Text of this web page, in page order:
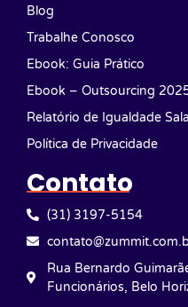
Blog
Trabalhe Conosco
Ebook: Guia Prático
Ebook – Outsourcing
Relatório de Igualdade
Política de Privacidade
Contato
(31) 3197-5154
Rua Bernardo
Funcionários, Belo